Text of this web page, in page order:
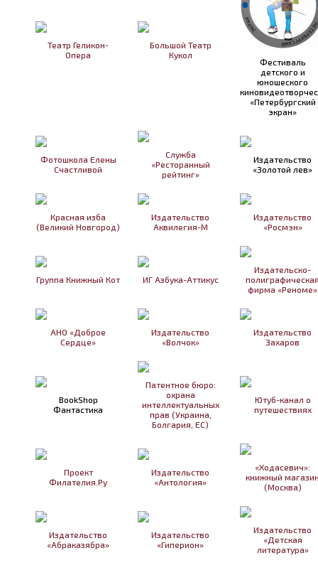
Театр Геликон-
Опера
Большой Театр
Кукол
Фестиваль
детского и
юношеского
«Петербургский
экран»
Фотошкола Елены
Счастливой
Служба
«Ресторанный
рейтинг»
Издательство
«Золотой лев»
Красная изба
(Великий Новгород)
Издательство
Аквилегия-М
Издательство
«Росмэн»
Группа Книжный Кот ИГ Азбука-Аттикус
Издательско-
фирма «Реноме»
АНО «Доброе
Сердце»
Издательство
«Волчок»
Издательство
Захаров
BookShop
Фантастика
Патентное бюро:
охрана
интеллектуальных
прав (Украина,
Болгария, ЕС)
Ютуб-канал о
путешествиях
Проект
Филателия.Ру
Издательство
«Антология»
«Ходасевич»:
книжный
(Москва)
Издательство
«Абраказябра»
Издательство
«Гиперион»
Издательство
«Детская
литература»